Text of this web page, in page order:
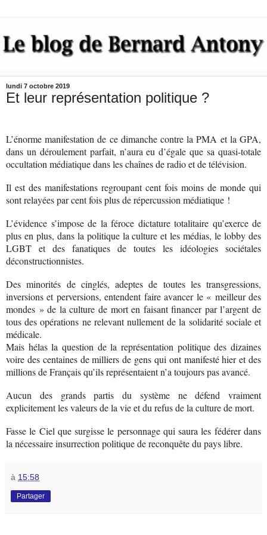
lundi 7 octobre 2019
Et leur représentation politique ?
L’énorme manifestation de ce dimanche contre la PMA et la GPA,
dans un déroulement parfait, n’aura eu d’égale que sa quasi-totale
occultation médiatique dans les chaînes de radio et de télévision.
Il est des manifestations regroupant cent fois moins de monde qui
sont relayées par cent fois plus de répercussion médiatique !
L’évidence s’impose de la féroce dictature totalitaire qu’exerce de
plus en plus, dans la politique la culture et les médias, le lobby des
LGBT et des fanatiques de toutes les idéologies sociétales
déconstructionnistes.
Des minorités de cinglés, adeptes de toutes les transgressions,
inversions et perversions, entendent faire avancer le « meilleur des
mondes » de la culture de mort en faisant financer par l’argent de
tous des opérations ne relevant nullement de la solidarité sociale et
médicale.
Mais hélas la question de la représentation politique des dizaines
voire des centaines de milliers de gens qui ont manifesté hier et des
millions de Français qu’ils représentaient n’a toujours pas avancé.
Aucun des grands partis du système ne défend vraiment
explicitement les valeurs de la vie et du refus de la culture de mort.
Fasse le Ciel que surgisse le personnage qui saura les fédérer dans
la nécessaire insurrection politique de reconquête du pays libre.
à 15:58
Partager